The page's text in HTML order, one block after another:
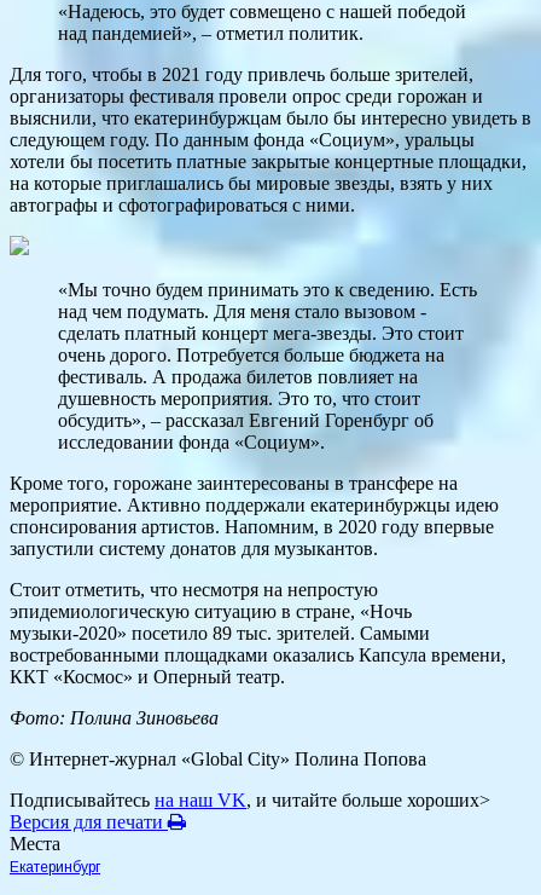
«Надеюсь, это будет совмещено с нашей победой
над пандемией», – отметил политик.
Для того, чтобы в 2021 году привлечь больше зрителей,
организаторы фестиваля провели опрос среди горожан и
выяснили, что екатеринбуржцам было бы интересно увидеть в
следующем году. По данным фонда «Социум», уральцы
хотели бы посетить платные закрытые концертные площадки,
на которые приглашались бы мировые звезды, взять у них
автографы и сфотографироваться с ними.
«Мы точно будем принимать это к сведению. Есть
над чем подумать. Для меня стало вызовом -
сделать платный концерт мега-звезды. Это стоит
очень дорого. Потребуется больше бюджета на
фестиваль. А продажа билетов повлияет на
душевность мероприятия. Это то, что стоит
обсудить», – рассказал Евгений Горенбург об
исследовании фонда «Социум».
Кроме того, горожане заинтересованы в трансфере на
мероприятие. Активно поддержали екатеринбуржцы идею
спонсирования артистов. Напомним, в 2020 году впервые
запустили систему донатов для музыкантов.
Стоит отметить, что несмотря на непростую
эпидемиологическую ситуацию в стране, «Ночь
музыки-2020» посетило 89 тыс. зрителей. Самыми
востребованными площадками оказались Капсула времени,
ККТ «Космос» и Оперный театр.
Фото: Полина Зиновьева
© Интернет-журнал «Global City» Полина Попова
Подписывайтесь на наш VK, и читайте больше хороших>
Версия для печати
Места
Екатеринбург